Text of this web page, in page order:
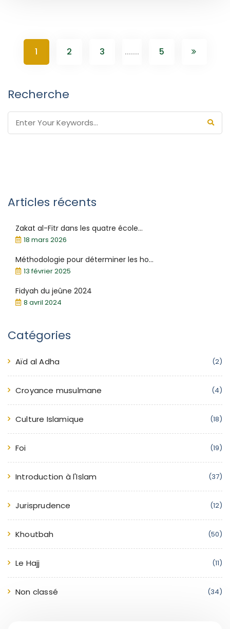
1 2 3 ....... 5
Recherche
Articles récents
Zakat al-Fitr dans les quatre école...
18 mars 2026
Méthodologie pour déterminer les ho...
13 février 2025
Fidyah du jeûne 2024
8 avril 2024
Catégories
Aïd al Adha (2)
Croyance musulmane (4)
Culture Islamique (18)
Foi (19)
Introduction à l'Islam (37)
Jurisprudence (12)
Khoutbah (50)
Le Hajj (11)
Non classé (34)